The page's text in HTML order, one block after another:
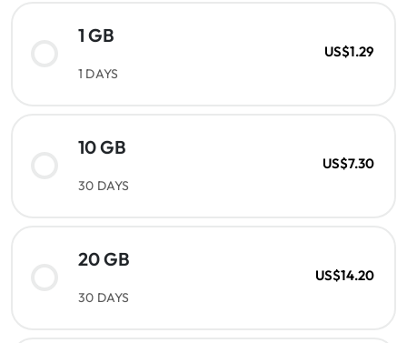
1 GB
1 DAYS
US$1.29
10 GB
30 DAYS
US$7.30
20 GB
30 DAYS
US$14.20